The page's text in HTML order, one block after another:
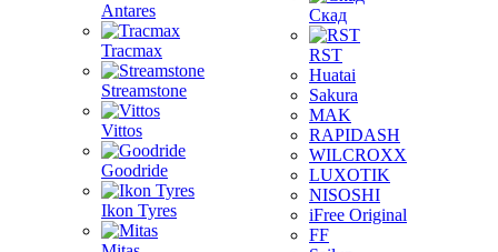
Antares
Tracmax
Streamstone
Vittos
Goodride
Ikon Tyres
Скад
RST
Huatai
Sakura
MAK
RAPIDASH
WILCROXX
LUXOTIK
NISOSHI
iFree Original
FF